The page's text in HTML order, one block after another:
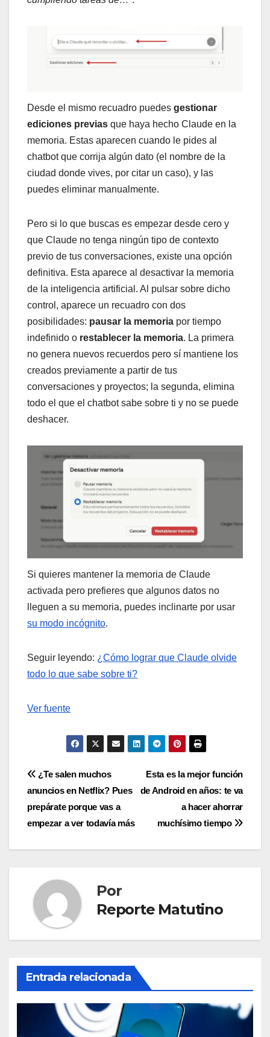
Desde el mismo recuadro puedes gestionar
ediciones previas que haya hecho Claude en la
memoria. Estas aparecen cuando le pides al
chatbot que corrija algún dato (el nombre de la
ciudad donde vives, por citar un caso), y las
puedes eliminar manualmente.
Pero si lo que buscas es empezar desde cero y
que Claude no tenga ningún tipo de contexto
previo de tus conversaciones, existe una opción
definitiva. Esta aparece al desactivar la memoria
de la inteligencia artificial. Al pulsar sobre dicho
control, aparece un recuadro con dos
posibilidades: pausar la memoria por tiempo
indefinido o restablecer la memoria. La primera
no genera nuevos recuerdos pero sí mantiene los
creados previamente a partir de tus
conversaciones y proyectos; la segunda, elimina
todo el que el chatbot sabe sobre ti y no se puede
deshacer.
Si quieres mantener la memoria de Claude
activada pero prefieres que algunos datos no
lleguen a su memoria, puedes inclinarte por usar
su modo incógnito.
Seguir leyendo: ¿Cómo lograr que Claude olvide
todo lo que sabe sobre ti?
Ver fuente
Navegación
de
entradas
Esta es la mejor función
de Android en años: te va
a hacer ahorrar
muchísimo tiempo
¿Te salen muchos
anuncios en Netflix? Pues
prepárate porque vas a
empezar a ver todavía más
Por
Reporte Matutino
Entrada relacionada